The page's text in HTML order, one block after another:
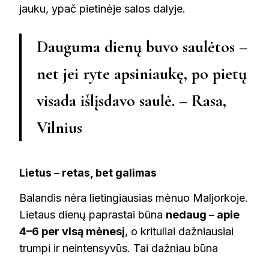
jauku, ypač pietinėje salos dalyje.
Dauguma dienų buvo saulėtos –
net jei ryte apsiniaukę, po pietų
visada išlįsdavo saulė. – Rasa,
Vilnius
Lietus – retas, bet galimas
Balandis nėra lietingiausias mėnuo Maljorkoje.
Lietaus dienų paprastai būna nedaug – apie
4–6 per visą mėnesį, o krituliai dažniausiai
trumpi ir neintensyvūs. Tai dažniau būna